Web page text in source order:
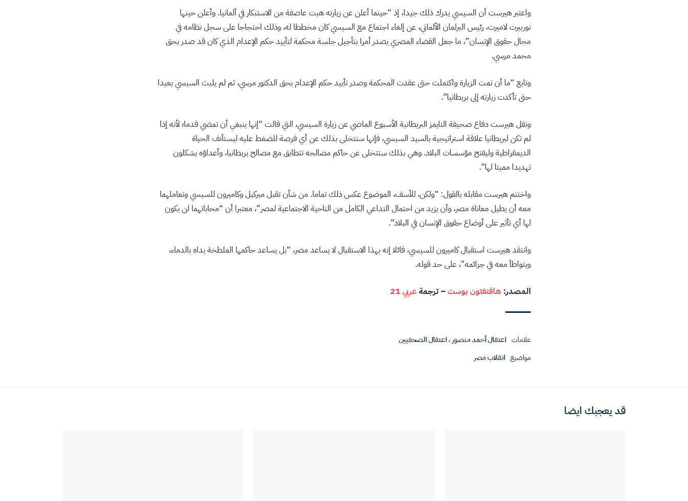
واعتبر هيرست أن السيسي يدرك ذلك جيدا، إذ “حينما أعلن عن زيارته هبت عاصفة من الاستنكار في ألمانيا. وأعلن حينها
نوربيرت لاميرت، رئيس البرلمان الألماني، عن إلغاء اجتماع مع السيسي كان مخططا له، وذلك احتجاجا على سجل نظامه في
مجال حقوق الإنسان”، ما جعل القضاء المصري يصدر أمرا بتأجيل جلسة محكمة لتأييد حكم الإعدام الذي كان قد صدر بحق
محمد مرسي.
وتابع “ما أن تمت الزيارة واكتملت حتى عقدت المحكمة وصدر تأييد حكم الإعدام بحق الدكتور مرسي، ثم لم يلبث السيسي بعيدا
حتى تأكدت زيارته إلى بريطانيا”.
ونقل هيرست دفاع صحيفة التايمز البريطانية الأسبوع الماضي عن زيارة السيسي، التي قالت “إنها ينبغي أن تمضي قدما؛ لأنه إذا
لم تكن لبريطانيا علاقة استراتيجية بالسيد السيسي، فإنها ستتخلى بذلك عن أي فرصة للضغط عليه ليستأنف الحياة
الديمقراطية وليفتح مؤسسات البلاد. وهي بذلك ستتخلى عن حاكم مصالحه تتطابق مع مصالح بريطانيا، وأعداؤه يشكلون
تهديدا مميتا لها”.
واختتم هيرست مقابله بالقول: “ولكن، للأسف، الموضوع عكس ذلك تماما. من شأن تقبل ميركيل وكاميرون للسيسي وتعاملهما
معه أن يطيل معاناة مصر، وأن يزيد من احتمال التداعي الكامل من الناحية الاجتماعية لمصر”، معتبرا أن “محاباتهما لن يكون
لها أي تأثير على أوضاع حقوق الإنسان في البلاد”.
وانتقد هيرست استقبال كاميرون للسيسي، قائلا إنه بهذا الاستقبال لا يساعد مصر، “بل يساعد حاكمها الملطخة يداه بالدماء،
ويتواطأ معه في جرائمه”، على حد قوله.
المصدر: هافنغتون بوست– ترجمةعربي 21
علامات اعتقال أحمد منصور ،اعتقال الصحفيين
مواضيع انقلاب مصر
قد يعجبك ايضا